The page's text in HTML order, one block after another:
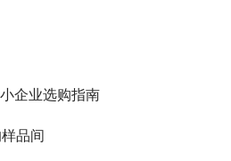
企业选购指南
品间